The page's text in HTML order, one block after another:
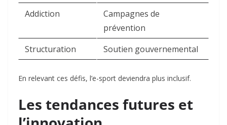
Addiction
Campagnes de
prévention
Structuration
Soutien gouvernemental
En relevant ces défis, l’e-sport deviendra plus inclusif.
Les tendances futures et